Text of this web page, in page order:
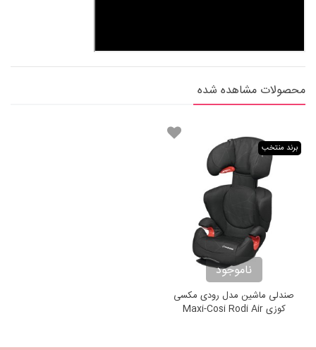
محصولات مشاهده شده
برند منتخب
ناموجود
صندلی ماشین مدل رودی مکسی
کوزی Maxi-Cosi Rodi Air